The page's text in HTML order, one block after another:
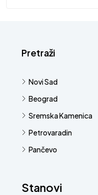
Pretraži
Novi Sad
Beograd
Sremska Kamenica
Petrovaradin
Pančevo
Stanovi